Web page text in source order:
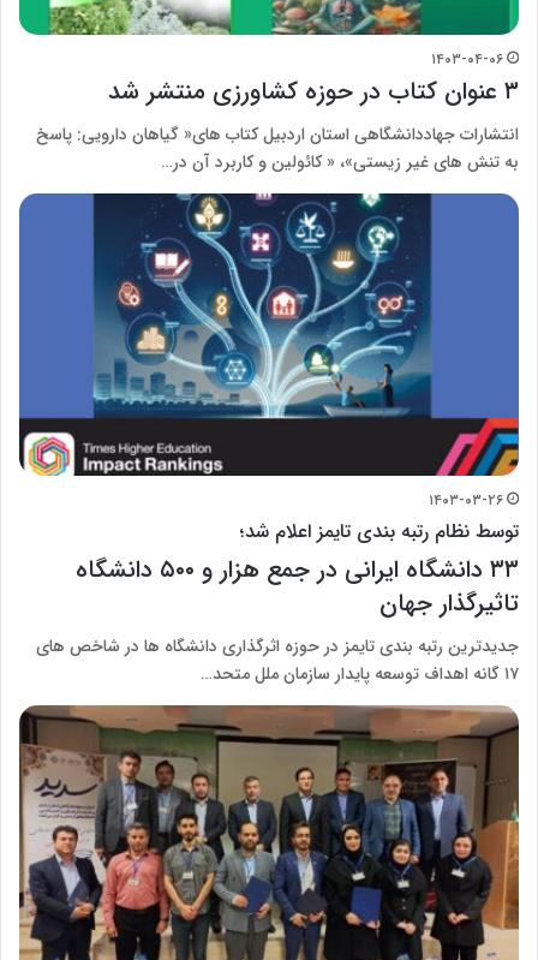
۱۴۰۳-۰۴-۰۶
۳ عنوان کتاب در حوزه کشاورزی منتشر شد
انتشارات جهاددانشگاهی استان اردبیل کتاب های« گیاهان دارویی: پاسخ
به تنش های غیر زیستی»، « کائولین و کاربرد آن در…
۱۴۰۳-۰۳-۲۶
توسط نظام رتبه بندی تایمز اعلام شد؛
۳۳ دانشگاه ایرانی در جمع هزار و ۵۰۰ دانشگاه‌
تاثیرگذار جهان
جدیدترین رتبه بندی تایمز در حوزه اثرگذاری دانشگاه ها در شاخص های
۱۷ گانه اهداف توسعه پایدار سازمان ملل متحد…